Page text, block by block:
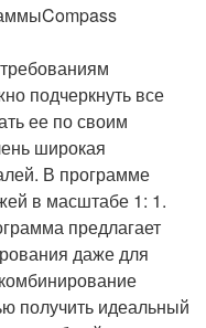
подчеркнуть все
ее по своим
широкая
В программе
в масштабе 1: 1.
предлагает
даже для
получить идеальный